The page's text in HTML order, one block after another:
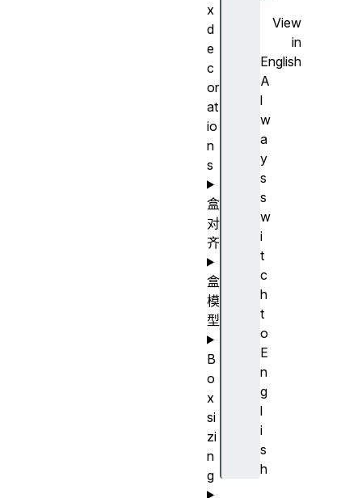
View
in
English
A
l
w
a
y
s
s
w
i
t
c
h
t
o
E
n
g
l
i
s
h
x
d
e
c
or
at
io
n
s
盒
对
齐
盒
模
型
B
o
x
si
zi
n
g